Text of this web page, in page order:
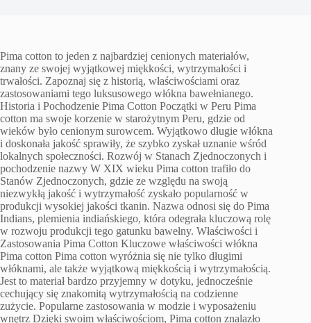
Pima cotton to jeden z najbardziej cenionych materiałów,
znany ze swojej wyjątkowej miękkości, wytrzymałości i
trwałości. Zapoznaj się z historią, właściwościami oraz
zastosowaniami tego luksusowego włókna bawełnianego.
Historia i Pochodzenie Pima Cotton Początki w Peru Pima
cotton ma swoje korzenie w starożytnym Peru, gdzie od
wieków było cenionym surowcem. Wyjątkowo długie włókna
i doskonała jakość sprawiły, że szybko zyskał uznanie wśród
lokalnych społeczności. Rozwój w Stanach Zjednoczonych i
pochodzenie nazwy W XIX wieku Pima cotton trafiło do
Stanów Zjednoczonych, gdzie ze względu na swoją
niezwykłą jakość i wytrzymałość zyskało popularność w
produkcji wysokiej jakości tkanin. Nazwa odnosi się do Pima
Indians, plemienia indiańskiego, która odegrała kluczową rolę
w rozwoju produkcji tego gatunku bawełny. Właściwości i
Zastosowania Pima Cotton Kluczowe właściwości włókna
Pima cotton Pima cotton wyróżnia się nie tylko długimi
włóknami, ale także wyjątkową miękkością i wytrzymałością.
Jest to materiał bardzo przyjemny w dotyku, jednocześnie
cechujący się znakomitą wytrzymałością na codzienne
zużycie. Popularne zastosowania w modzie i wyposażeniu
wnętrz Dzięki swoim właściwościom, Pima cotton znalazło